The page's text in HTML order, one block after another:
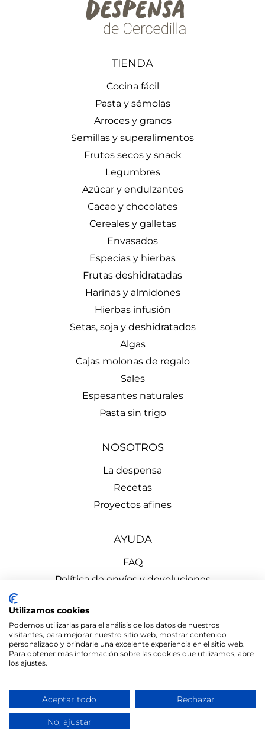
TIENDA
Cocina fácil
Pasta y sémolas
Arroces y granos
Semillas y superalimentos
Frutos secos y snack
Legumbres
Azúcar y endulzantes
Cacao y chocolates
Cereales y galletas
Envasados
Especias y hierbas
Frutas deshidratadas
Harinas y almidones
Hierbas infusión
Setas, soja y deshidratados
Algas
Cajas molonas de regalo
Sales
Espesantes naturales
Pasta sin trigo
NOSOTROS
La despensa
Recetas
Proyectos afines
AYUDA
FAQ
Política de envíos y devoluciones
Política de Privacidad
Política de Cookies
© 2026 LA DESPENSA de Cercedilla | Diseñado porel mono
Utilizamos cookies
Podemos utilizarlas para el análisis de los datos de nuestros
visitantes, para mejorar nuestro sitio web, mostrar contenido
personalizado y brindarle una excelente experiencia en el sitio web.
Para obtener más información sobre las cookies que utilizamos, abre
los ajustes.
Aceptar todo Rechazar
No, ajustar